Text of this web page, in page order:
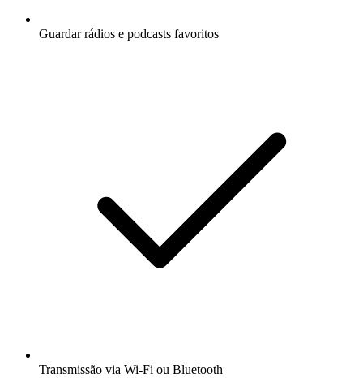
Guardar rádios e podcasts favoritos
Transmissão via Wi-Fi ou Bluetooth